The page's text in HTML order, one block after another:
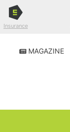
Aller
contenu
Insurance
MAGAZINE